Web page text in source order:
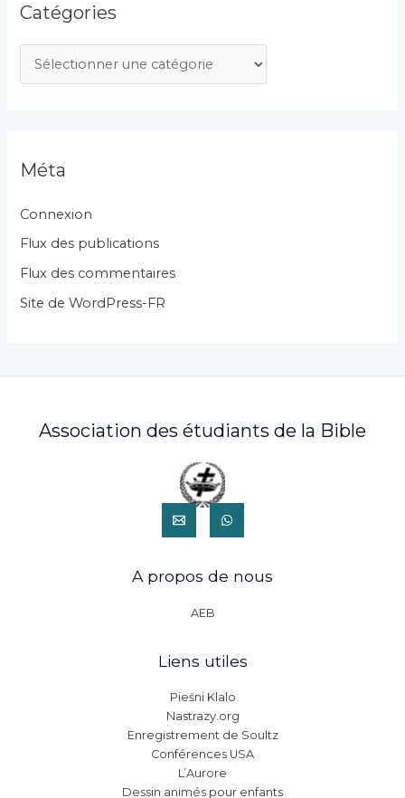
Catégories
a
g
r
i
e
Méta
Connexion
Flux des publications
Flux des commentaires
Site de WordPress-FR
Association des étudiants de la Bible
A propos de nous
AEB
Liens utiles
Pieśni Klalo
Nastrazy.org
Enregistrement de Soultz
Conférences USA
L’Aurore
Dessin animés pour enfants